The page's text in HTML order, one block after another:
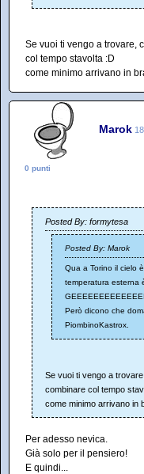
Se vuoi ti vengo a trovare,
col tempo stavolta :D
come minimo arrivano in
Marok
0 punti
Posted By: formytesa
Posted By: Marok
Qua a Torino il cielo
temperatura esterna
Però dicono che
PiombinoKastrox.
Se vuoi ti vengo a
combinare col tempo
come minimo arrivano in
Per adesso nevica.
Già solo per il pensiero!
E quindi...